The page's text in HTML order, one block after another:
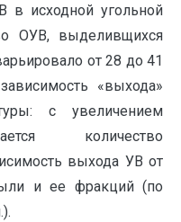
в исходной угольной
ОУВ, выделивщихся
от 28 до 41
«выхода»
с увеличением
количество
выхода УВ от
и ее фракций (по